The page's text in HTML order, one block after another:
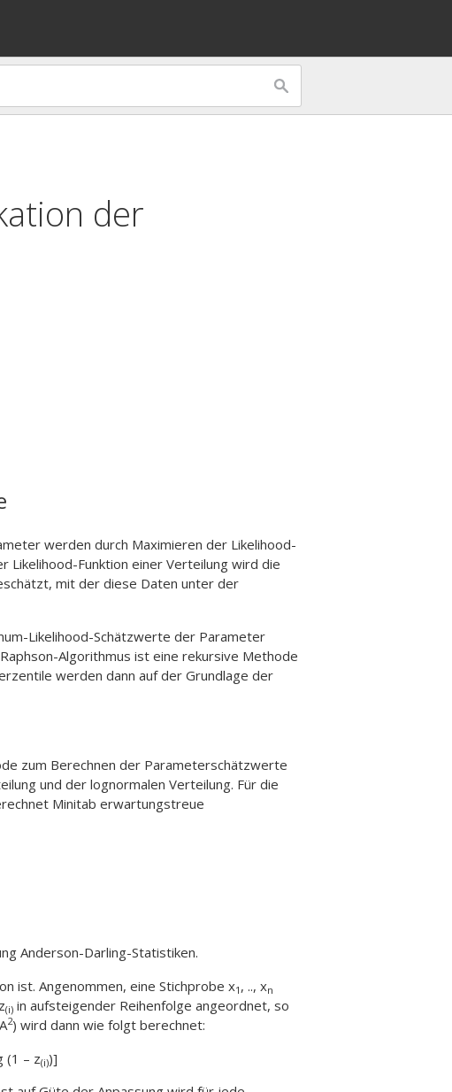
der
werden durch Maximieren der Likelihood-
Likelihood-Funktion einer Verteilung wird die
mit der diese Daten unter der
Likelihood-Schätzwerte der Parameter
Algorithmus ist eine rekursive Methode
werden dann auf der Grundlage der
zum Berechnen der Parameterschätzwerte
und der lognormalen Verteilung. Für die
Minitab erwartungstreue
Anderson-Darling-Statistiken.
ist. Angenommen, eine Stichprobe x1 , .., xn
(i) in aufsteigender Reihenfolge angeordnet, so
2) wird dann wie folgt berechnet:
(1 – z(i))]